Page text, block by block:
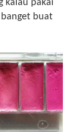
kalau pakai
buat